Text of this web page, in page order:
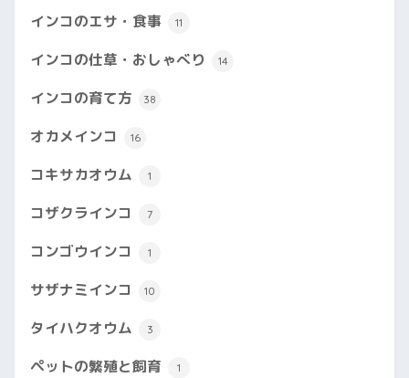
インコのエサ・食事 11
インコの仕草・おしゃべり 14
インコの育て方 38
オカメインコ 16
コキサカオウム 1
コザクラインコ 7
コンゴウインコ 1
サザナミインコ 10
タイハクオウム 3
ペットの繁殖と飼育 1